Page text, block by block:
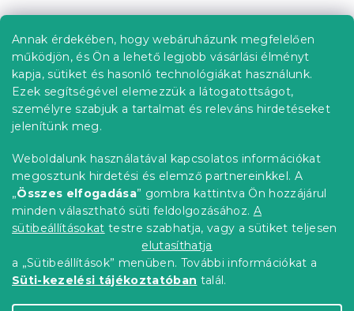
Annak érdekében, hogy webáruházunk megfelelően
működjön, és Ön a lehető legjobb vásárlási élményt
kapja, sütiket és hasonló technológiákat használunk.
Ezek segítségével elemezzük a látogatottságot,
személyre szabjuk a tartalmat és releváns hirdetéseket
jelenítünk meg.
Weboldalunk használatával kapcsolatos információkat
megosztunk hirdetési és elemző partnereinkkel. A
„Összes elfogadása” gombra kattintva Ön hozzájárul
minden választható süti feldolgozásához. A
sütibeállításokat testre szabhatja, vagy a sütiket teljesen
elutasíthatja
a „Sütibeállítások” menüben. További információkat a
Süti-kezelési tájékoztatóban talál.
i
r
á
n
y
í
t
e
l
e
m
e
i
á
Információ az Ön számára
Rendelés követése
Szállítási lehetőségek
Fizetési lehetőségek
Reklamáció és áruvisszaküldés
Elérhetőség
Általános szerződési feltételek
Adatvédelmi nyilatkozat
Blog
Partnereinknek